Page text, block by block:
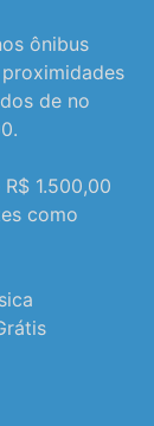
ônibus
de no
1.500,00
como